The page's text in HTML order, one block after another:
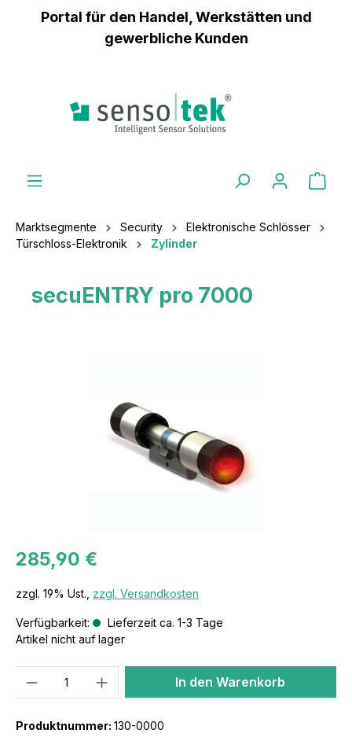
springen
Portal für den Handel, Werkstätten und
gewerbliche Kunden
Marktsegmente Security
Elektronische Schlösser
Türschloss-Elektronik
Zylinder
secuENTRY pro 7000
285,90 €
zzgl. 19% Ust., zzgl. Versandkosten
Verfügbarkeit:
Lieferzeit ca. 1-3 Tage
Artikel nicht auf lager
In den Warenkorb
Produktnummer: 130-0000